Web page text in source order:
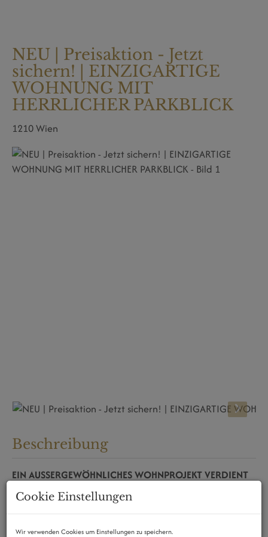
NEU | Preisaktion - Jetzt
sichern! | EINZIGARTIGE
WOHNUNG MIT
HERRLICHER PARKBLICK
1210 Wien
Beschreibung
EIN AUSSERGEWÖHNLICHES WOHNPROJEKT VERDIENT
EIN AUSSERGEWÖHNLICHES ANGEBOT
Mit der bevorstehendenFertigstellung dieses
besonderen Bauvorhabens Ende August 2026
Cookie Einstellungen
Wir verwenden Cookies um Einstellungen zu speichern.